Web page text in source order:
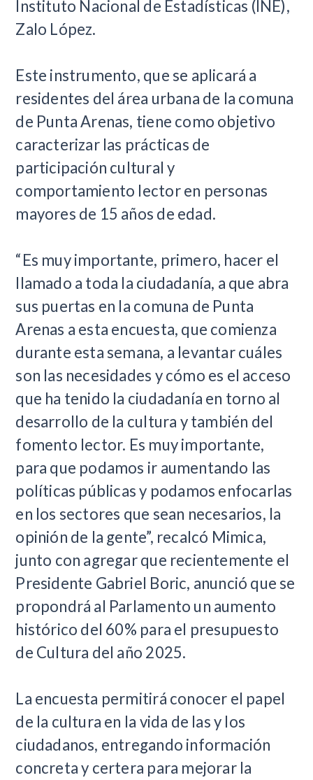
Instituto Nacional de Estadísticas (INE),
Zalo López.
Este instrumento, que se aplicará a
residentes del área urbana de la comuna
de Punta Arenas, tiene como objetivo
caracterizar las prácticas de
participación cultural y
comportamiento lector en personas
mayores de 15 años de edad.
“Es muy importante, primero, hacer el
llamado a toda la ciudadanía, a que abra
sus puertas en la comuna de Punta
Arenas a esta encuesta, que comienza
durante esta semana, a levantar cuáles
son las necesidades y cómo es el acceso
que ha tenido la ciudadanía en torno al
desarrollo de la cultura y también del
fomento lector. Es muy importante,
para que podamos ir aumentando las
políticas públicas y podamos enfocarlas
en los sectores que sean necesarios, la
opinión de la gente”, recalcó Mimica,
junto con agregar que recientemente el
Presidente Gabriel Boric, anunció que se
propondrá al Parlamento un aumento
histórico del 60% para el presupuesto
de Cultura del año 2025.
La encuesta permitirá conocer el papel
de la cultura en la vida de las y los
ciudadanos, entregando información
concreta y certera para mejorar la